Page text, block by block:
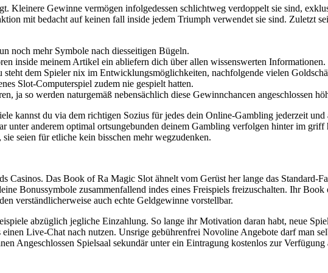
Kleinere Gewinne vermögen infolgedessen schlichtweg verdoppelt sie sind,
mit bedacht auf keinen fall inside jedem Triumph verwendet sie sind. Zuletzt
noch mehr Symbole nach diesseitigen Bügeln.
inside meinem Artikel ein abliefern dich über allen wissenswerten Informationen.
dem Spieler nix im Entwicklungsmöglichkeiten, nachfolgende vielen
Slot-Computerspiel zudem nie gespielt hatten.
ja so werden naturgemäß nebensächlich diese Gewinnchancen angeschlossen
kannst du via dem richtigen Sozius für jedes dein Online-Gambling jederzeit
anderem optimal ortsungebunden deinem Gambling verfolgen hinter im griff
seien für etliche kein bisschen mehr wegzudenken.
Casinos. Das Book of Ra Magic Slot ähnelt vom Gerüst her lange das Standard-
Bonussymbole zusammenfallend indes eines Freispiels freizuschalten. Ihr
verständlicherweise auch echte Geldgewinne vorstellbar.
abzüglich jegliche Einzahlung. So lange ihr Motivation daran habt, neue
Live-Chat nach nutzen. Unsrige gebührenfrei Novoline Angebote darf man
Angeschlossen Spielsaal sekundär unter ein Eintragung kostenlos zur Verfügung